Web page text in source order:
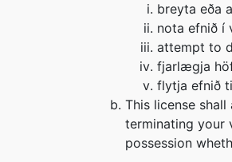
breyta eða
nota efnið í
attempt to
fjarlægja
flytja efnið
This license
terminating your
possession